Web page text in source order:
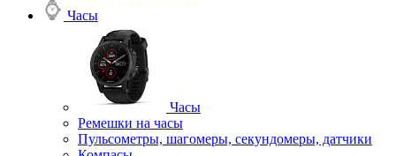
Часы
Часы
Ремешки на часы
Пульсометры, шагомеры, секундомеры, датчики